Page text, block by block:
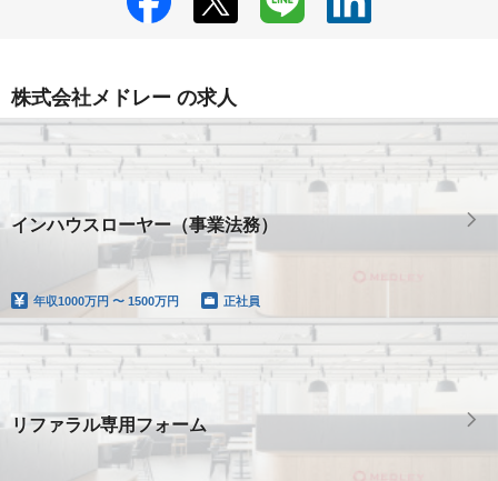
株式会社メドレー の求人
インハウスローヤー（事業法務）
年収1000万円 〜 1500万円 正社員
リファラル専用フォーム